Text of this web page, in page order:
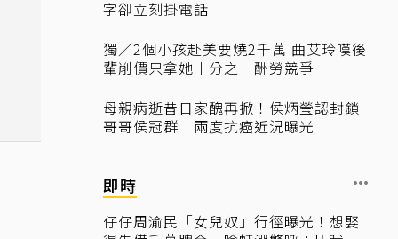
字卻立刻掛電話
獨／2個小孩赴美要燒2千萬 曲艾玲嘆後
輩削價只拿她十分之一酬勞競爭
母親病逝昔日家醜再掀！侯炳瑩認封鎖
哥哥侯冠群 兩度抗癌近況曝光
即時
仔仔周渝民「女兒奴」行徑曝光！想娶